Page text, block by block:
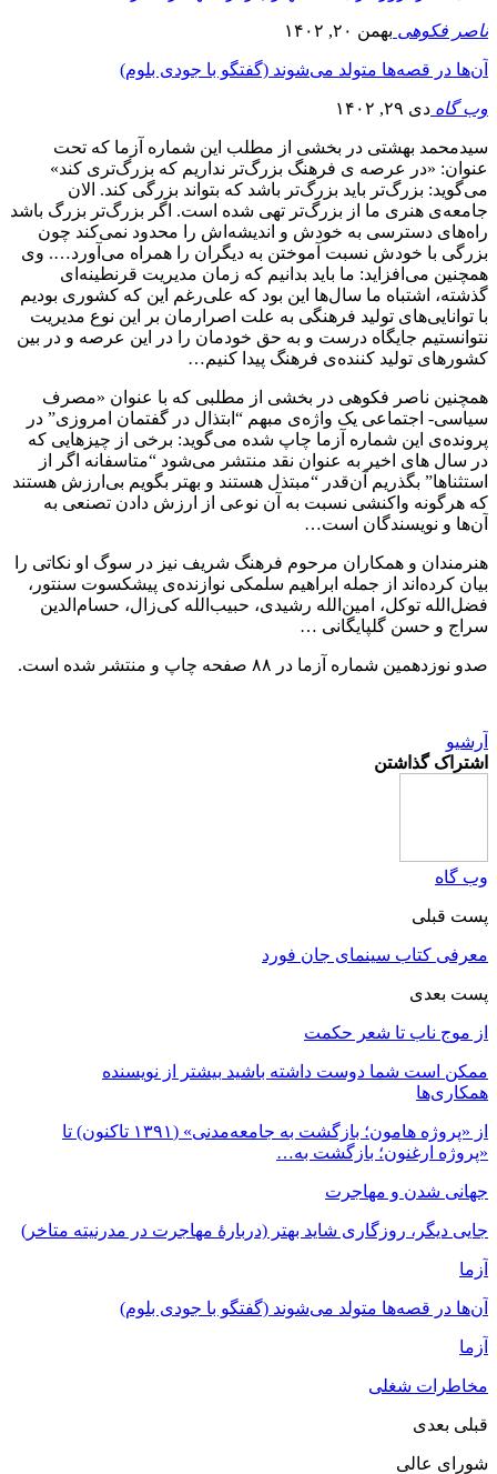
ناصر فکوهی بهمن ۲۰, ۱۴۰۲
آن‌ها در قصه‌ها متولد می‌شوند (گفتگو با جودی بلوم)
وب گاه دی ۲۹, ۱۴۰۲
سیدمحمد بهشتی در بخشی از مطلب این شماره آزما که تحت
عنوان: «در عرصه ی فرهنگ بزرگ‌تر نداریم که بزرگ‌تری کند»
می‌گوید: بزرگ‌تر باید بزرگ‌تر باشد که بتواند بزرگی کند. الان
جامعه‌ی هنری ما از بزرگ‌تر تهی شده است. اگر بزرگ‌تر بزرگ باشد
راه‌های دسترسی به خودش و اندیشه‌اش را محدود نمی‌کند چون
بزرگی با خودش نسبت آموختن به دیگران را همراه می‌آورد…. وی
همچنین می‌افزاید: ما باید بدانیم که زمان مدیریت قرنطینه‌ای
گذشته، اشتباه ما سال‌ها این بود که علی‌رغم این که کشوری بودیم
با توانایی‌های تولید فرهنگی به علت اصرارمان بر این نوع مدیریت
نتوانستیم جایگاه درست و به حق خودمان را در این عرصه و در بین
کشورهای تولید کننده‌ی فرهنگ پیدا کنیم…
همچنین ناصر فکوهی در بخشی از مطلبی که با عنوان «مصرف
سیاسی- اجتماعی یک واژه‌ی مبهم “ابتذال در گفتمان امروزی” در
پرونده‌ی این شماره آزما چاپ شده می‌گوید: برخی از چیزهایی که
در سال های اخیر به عنوان نقد منتشر می‌شود “متاسفانه اگر از
استثناها” بگذریم آن‌قدر “مبتذل هستند و بهتر بگویم بی‌ارزش هستند
که هرگونه واکنشی نسبت به آن نوعی از ارزش دادن تصنعی به
آن‌ها و نویسندگان است…
هنرمندان و همکاران مرحوم فرهنگ شریف نیز در سوگ او نکاتی را
بیان کرده‌اند از جمله ابراهیم سلمکی نوازنده‌ی پیشکسوت سنتور،
فضل‌الله توکل، امین‌الله رشیدی، حبیب‌الله کی‌زال، حسام‌الدین
سراج و حسن گلپایگانی …
صدو نوزدهمین شماره آزما در ۸۸ صفحه چاپ و منتشر شده است.
آرشیو
اشتراک گذاشتن
وب گاه
پست قبلی
معرفی کتاب سینمای جان فورد
پست بعدی
از موج ناب تا شعر حکمت
ممکن است شما دوست داشته باشید بیشتر از نویسنده
همکاری‌ها
از «پروژه هامون؛ بازگشت به جامعه‌مدنی» (۱۳۹۱ تاکنون) تا
«پروژه ارغنون؛ بازگشت به…
جهانی شدن و مهاجرت
جایی دیگر، روزگاری شاید بهتر (دربارۀ مهاجرت در مدرنیته متاخر)
آزما
آن‌ها در قصه‌ها متولد می‌شوند (گفتگو با جودی بلوم)
آزما
مخاطرات شغلی
قبلی بعدی
شورای عالی